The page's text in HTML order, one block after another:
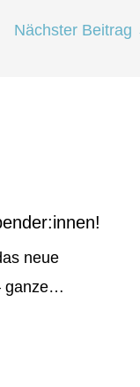
Nächster Beitrag
neue
ganze…